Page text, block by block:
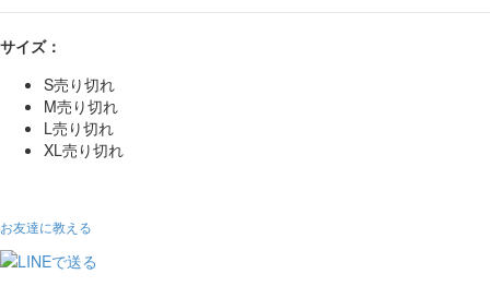
サイズ：
S売り切れ
M売り切れ
L売り切れ
XL売り切れ
お友達に教える